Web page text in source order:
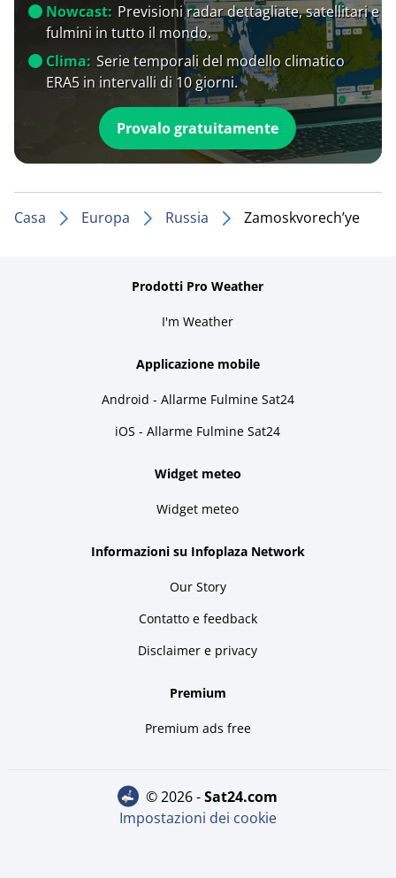
Nowcast: Previsioni radar dettagliate, satellitari e
fulmini in tutto il mondo.
Clima: Serie temporali del modello climatico
ERA5 in intervalli di 10 giorni.
Provalo gratuitamente
Casa Europa Russia Zamoskvorech’ye
Prodotti Pro Weather
I'm Weather
Applicazione mobile
Android - Allarme Fulmine Sat24
iOS - Allarme Fulmine Sat24
Widget meteo
Widget meteo
Informazioni su Infoplaza Network
Our Story
Contatto e feedback
Disclaimer e privacy
Premium
Premium ads free
© 2026 - sat24.com
Impostazioni dei cookie